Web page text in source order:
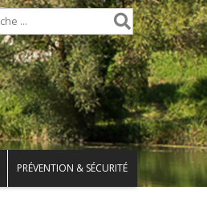
PRÉVENTION & SÉCURITÉ